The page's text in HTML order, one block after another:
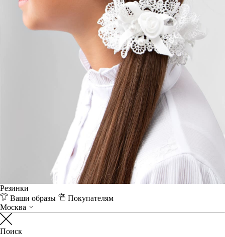
Резинки
Ваши образы
Покупателям
Москва
Поиск